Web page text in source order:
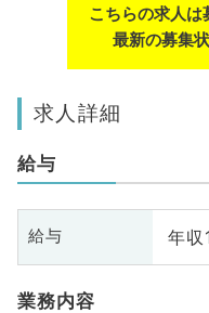
こちらの求人は
最新の募集
求人詳細
給与
給与 年
業務内容